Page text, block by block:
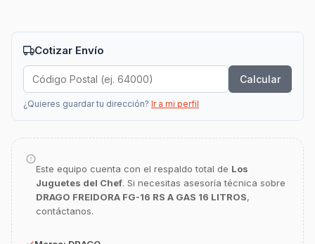
Cotizar Envío
Calcular
¿Quieres guardar tu dirección? Ir a mi perfil
Este equipo cuenta con el respaldo total de Los
Juguetes del Chef. Si necesitas asesoría técnica sobre
DRAGO FREIDORA FG-16 RS A GAS 16 LITROS,
contáctanos.
GastroBot
Asesor Chef Online
¿En qué te puedo apoyar hoy con tu
equipamiento o utensilios?